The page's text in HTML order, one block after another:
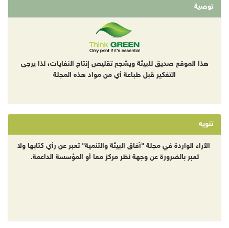
توصية
هذا الموقع صديق للبيئة ويشجع تقليص إنتاج النفايات، لذا يرجى
التفكير قبل طباعة أي من مواد هذه المجلة
تنويه
الآراء الواردة في مجلة "آفاق البيئة والتنمية" تعبر عن رأي كتابها ولا
تعبر بالضرورة عن وجهة نظر مركز معا أو المؤسسة الداعمة.